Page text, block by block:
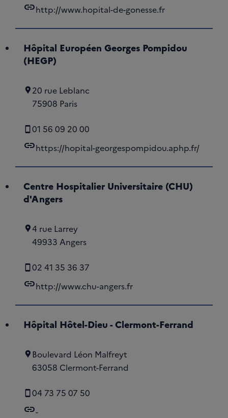
linkhttp://www.hopital-de-gonesse.fr
Hôpital Européen Georges Pompidou
(HEGP)
20 rue Leblanc
75908 Paris
01 56 09 20 00
linkhttps://hopital-georgespompidou.aphp.fr/
Centre Hospitalier Universitaire (CHU)
d'Angers
4 rue Larrey
49933 Angers
02 41 35 36 37
linkhttp://www.chu-angers.fr
Hôpital Hôtel-Dieu - Clermont-Ferrand
Boulevard Léon Malfreyt
63058 Clermont-Ferrand
04 73 75 07 50
link-